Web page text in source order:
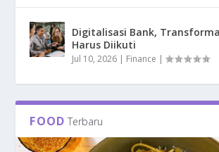
Digitalisasi Bank,
Harus Diikuti
Jul 10, 2026 | Finance |
FOOD Terbaru